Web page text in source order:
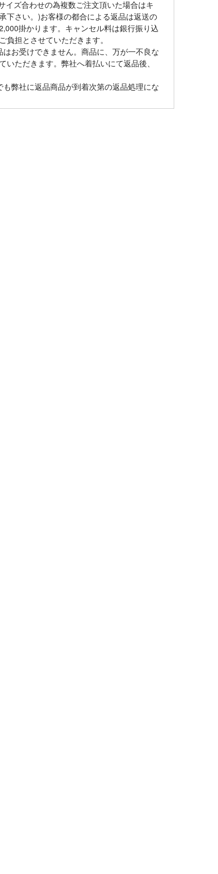
イズ合わせの為複数ご注文頂いた場合はキ
下さい。)お客様の都合による返品は返送の
掛かります。キャンセル料は銀行振り込
担とさせていただきます。
お受けできません。商品に、万が一不良な
ただきます。弊社へ着払いにて返品後、
弊社に返品商品が到着次第の返品処理にな